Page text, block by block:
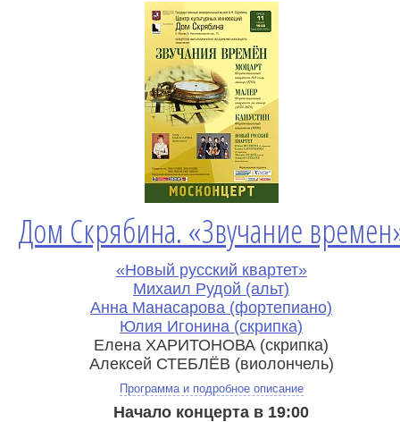
Дом Скрябина. «Звучание
«Новый русский квартет»
Михаил Рудой (альт)
Анна Манасарова (фортепиано)
Юлия Игонина (скрипка)
Елена ХАРИТОНОВА (скрипка)
Алексей СТЕБЛЁВ (виолончель)
Программа и подробное описание
Начало концерта в 19:00